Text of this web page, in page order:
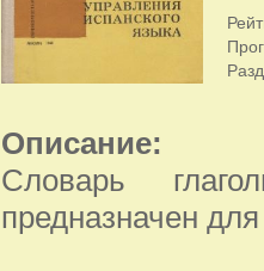
Описание:
Словарь
предназначен